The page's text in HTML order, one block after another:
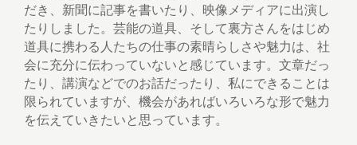
だき、新聞に記事を書いたり、映像メディアに出演し
たりしました。芸能の道具、そして裏方さんをはじめ
道具に携わる人たちの仕事の素晴らしさや魅力は、社
会に充分に伝わっていないと感じています。文章だっ
たり、講演などでのお話だったり、私にできることは
限られていますが、機会があればいろいろな形で魅力
を伝えていきたいと思っています。